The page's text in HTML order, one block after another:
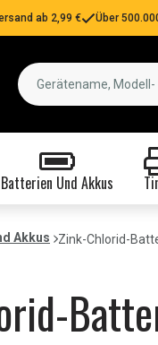
ab 2,99 € Über
Batterien Und Akkus
Akkus Zink-Chlorid-